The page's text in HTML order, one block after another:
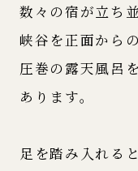
数々の宿が立ち
峡谷を正面から
圧巻の露天風呂
あります。
足を踏み入れる